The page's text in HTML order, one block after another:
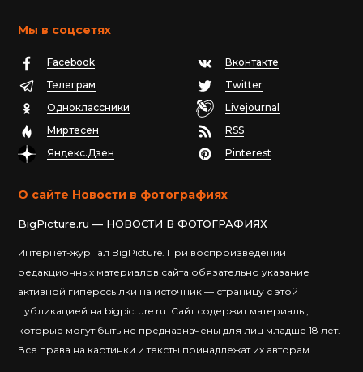
Мы в соцсетях
Facebook
Вконтакте
Телеграм
Twitter
Одноклассники
Livejournal
Миртесен
RSS
Яндекс.Дзен
Pinterest
О сайте Новости в фотографиях
BigPicture.ru — НОВОСТИ В ФОТОГРАФИЯХ
Интернет-журнал BigPicture. При воспроизведении
редакционных материалов сайта обязательно указание
активной гиперссылки на источник — страницу с этой
публикацией на bigpicture.ru. Сайт содержит материалы,
которые могут быть не предназначены для лиц младше 18 лет.
Все права на картинки и тексты принадлежат их авторам.